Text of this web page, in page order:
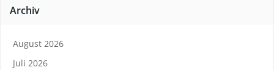
Archiv
August 2026
Juli 2026